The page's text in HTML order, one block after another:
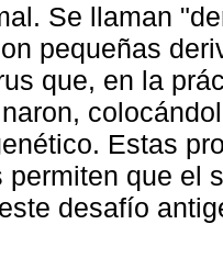
Se llaman
pequeñas
que, en la
Estas
permiten que el
desafío